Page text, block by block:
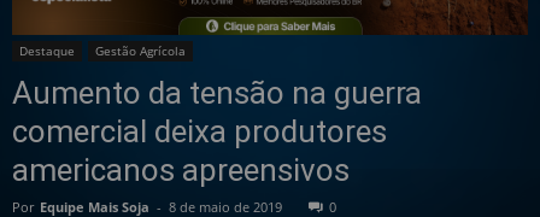
Destaque Gestão Agrícola
Aumento da tensão na guerra
comercial deixa produtores
americanos apreensivos
Por Equipe Mais Soja - 8 de maio de 2019 0